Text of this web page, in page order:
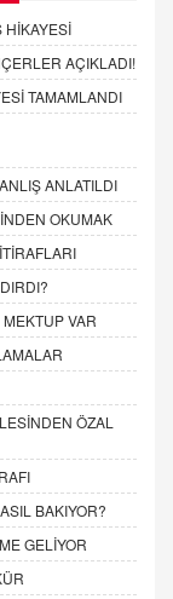
HİKAYESİ
AÇIKLADI!
TAMAMLANDI
ANLATILDI
OKUMAK
VAR
ÖZAL
BAKIYOR?
GELİYOR